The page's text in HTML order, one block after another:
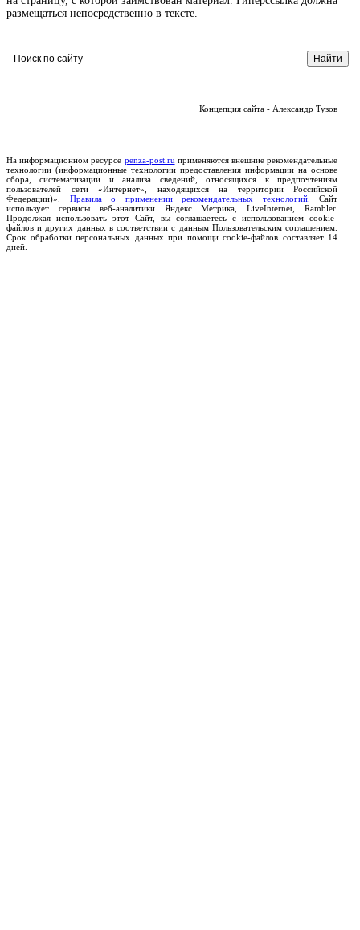
размещаться непосредственно в тексте.
Концепция сайта - Александр Тузов
На информационном ресурсе penza-post.ru применяются внешние рекомендательные
технологии (информационные технологии предоставления информации на основе
сбора, систематизации и анализа сведений, относящихся к предпочтениям
пользователей сети «Интернет», находящихся на территории Российской
Федерации)». Правила о применении рекомендательных технологий.
Сайт
использует сервисы веб-аналитики Яндекс Метрика, LiveInternet, Rambler.
Продолжая использовать этот Сайт, вы соглашаетесь с использованием cookie-
файлов и других данных в соответствии с данным Пользовательским соглашением.
Срок обработки персональных данных при помощи cookie-файлов составляет 14
дней.